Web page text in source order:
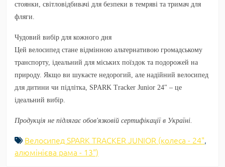
стоянки, світловідбивачі для безпеки в темряві та тримач для
фляги.
Чудовий вибір для кожного дня
Цей велосипед стане відмінною альтернативою громадському
транспорту, ідеальний для міських поїздок та подорожей на
природу. Якщо ви шукаєте недорогий, але надійний велосипед
для дитини чи підлітка, SPARK Tracker Junior 24" – це
ідеальний вибір.
Продукція не підлягає обов'язковій сертифікації в Україні.
Велосипед SPARK TRACKER JUNIOR (колеса - 24",
алюмінієва рама - 13")